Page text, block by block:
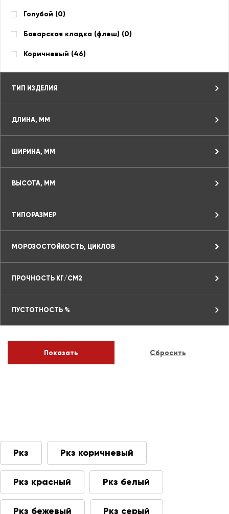
Голубой (0)
Баварская кладка (флеш) (0)
Коричневый (46)
ТИП ИЗДЕЛИЯ
ДЛИНА, ММ
ШИРИНА, ММ
ВЫСОТА, ММ
ТИПОРАЗМЕР
МОРОЗОСТОЙКОСТЬ, ЦИКЛОВ
ПРОЧНОСТЬ КГ/СМ2
ПУСТОТНОСТЬ %
Ркз Ркз коричневый
Ркз красный Ркз белый
Ркз бежевый Ркз серый